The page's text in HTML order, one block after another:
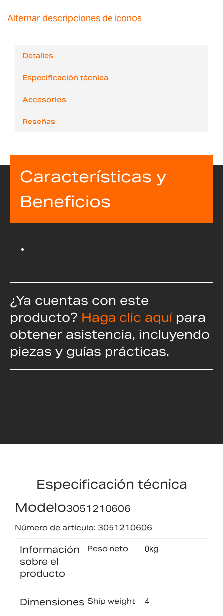
Alternar descripciones de iconos
Detalles
Especificación técnica
Accesorios
Reseñas
Características y
Beneficios
¿Ya cuentas con este
producto? Haga clic aquí para
obtener asistencia, incluyendo
piezas y guías prácticas.
Especificación técnica
Modelo3051210606
Número de artículo: 3051210606
Información
sobre el
producto
Peso neto 0kg
Dimensiones Ship weight 4